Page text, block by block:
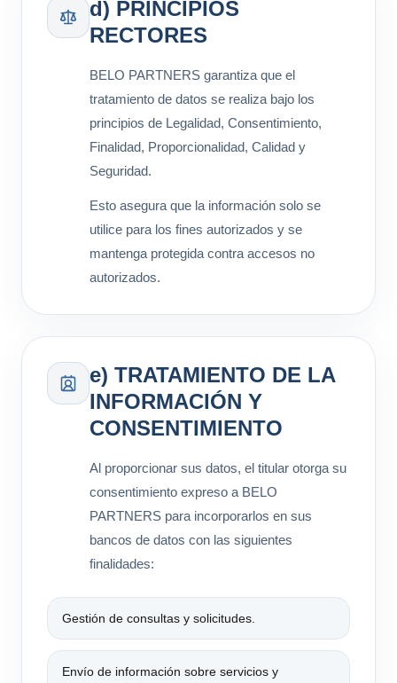
d) PRINCIPIOS
RECTORES
BELO PARTNERS garantiza que el
tratamiento de datos se realiza bajo los
principios de Legalidad, Consentimiento,
Finalidad, Proporcionalidad, Calidad y
Seguridad.
Esto asegura que la información solo se
utilice para los fines autorizados y se
mantenga protegida contra accesos no
autorizados.
e) TRATAMIENTO DE LA
INFORMACIÓN Y
CONSENTIMIENTO
Al proporcionar sus datos, el titular otorga su
consentimiento expreso a BELO
PARTNERS para incorporarlos en sus
bancos de datos con las siguientes
finalidades:
Gestión de consultas y solicitudes.
Envío de información sobre servicios y